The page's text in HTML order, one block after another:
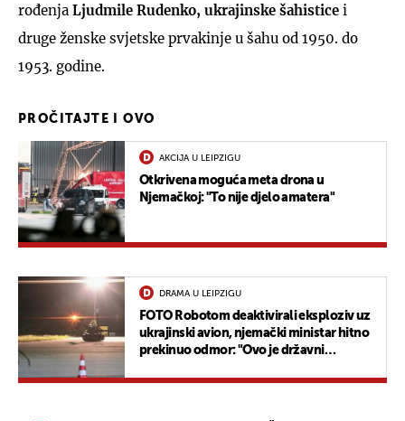
rođenja Ljudmile Rudenko, ukrajinske šahistice i
druge ženske svjetske prvakinje u šahu od 1950. do
1953. godine.
PROČITAJTE I OVO
AKCIJA U LEIPZIGU
Otkrivena moguća meta drona u
Njemačkoj: "To nije djelo amatera"
DRAMA U LEIPZIGU
FOTO Robotom deaktivirali eksploziv uz
ukrajinski avion, njemački ministar hitno
prekinuo odmor: "Ovo je državni